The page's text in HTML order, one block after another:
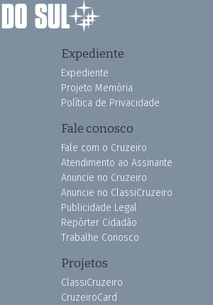
Expediente
Expediente
Projeto Memória
Política de Privacidade
Fale conosco
Fale com o Cruzeiro
Atendimento ao Assinante
Anuncie no Cruzeiro
Anuncie no ClassiCruzeiro
Publicidade Legal
Repórter Cidadão
Trabalhe Conosco
Projetos
ClassiCruzeiro
CruzeiroCard